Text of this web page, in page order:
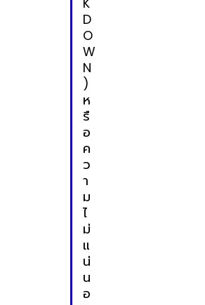
D
O
W
N
)
ห
รื
อ
ค
ว
า
ม
ไ
ม่
แ
น่
น
อ